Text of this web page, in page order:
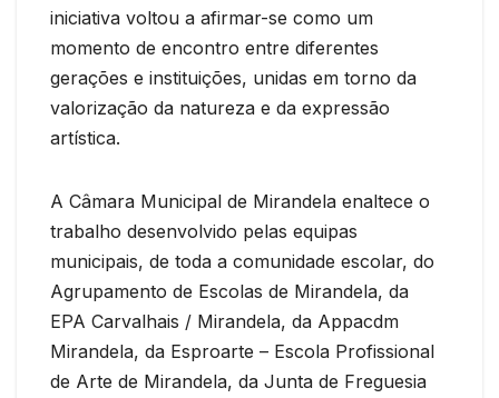
iniciativa voltou a afirmar-se como um
momento de encontro entre diferentes
gerações e instituições, unidas em torno da
valorização da natureza e da expressão
artística.
A Câmara Municipal de Mirandela enaltece o
trabalho desenvolvido pelas equipas
municipais, de toda a comunidade escolar, do
Agrupamento de Escolas de Mirandela, da
EPA Carvalhais / Mirandela, da Appacdm
Mirandela, da Esproarte – Escola Profissional
de Arte de Mirandela, da Junta de Freguesia